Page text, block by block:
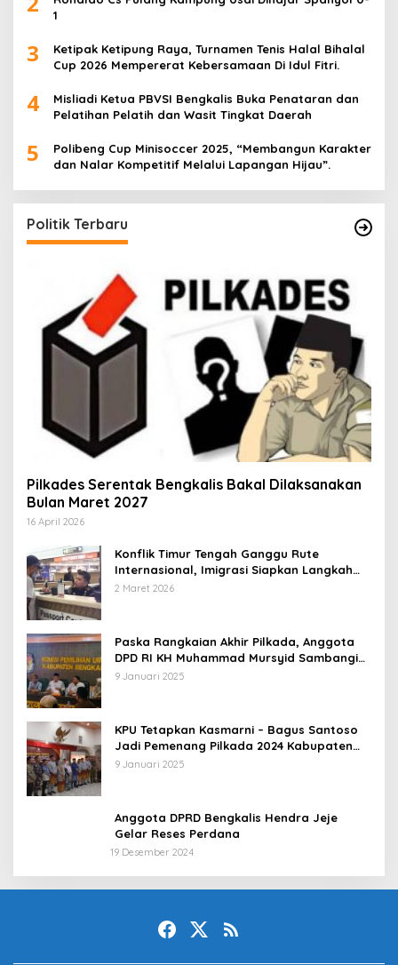
1
3
Ketipak Ketipung Raya, Turnamen Tenis Halal Bihalal
Cup 2026 Mempererat Kebersamaan Di Idul Fitri.
4
Misliadi Ketua PBVSI Bengkalis Buka Penataran dan
Pelatihan Pelatih dan Wasit Tingkat Daerah
5
Polibeng Cup Minisoccer 2025, “Membangun Karakter
dan Nalar Kompetitif Melalui Lapangan Hijau”.
Politik Terbaru
Pilkades Serentak Bengkalis Bakal Dilaksanakan
Bulan Maret 2027
16 April 2026
Konflik Timur Tengah Ganggu Rute
Internasional, Imigrasi Siapkan Langkah
Antisipatif
2 Maret 2026
Paska Rangkaian Akhir Pilkada, Anggota
DPD RI KH Muhammad Mursyid Sambangi
KPU Bengkalis
9 Januari 2025
KPU Tetapkan Kasmarni – Bagus Santoso
Jadi Pemenang Pilkada 2024 Kabupaten
Bengkalis
9 Januari 2025
Anggota DPRD Bengkalis Hendra Jeje
Gelar Reses Perdana
19 Desember 2024